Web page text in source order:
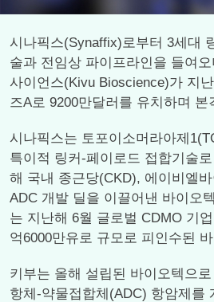
시나픽스(Synaffix)로부터 3세대
술과 전임상 파이프라인을 들여
사이언스(Kivu Bioscience)가 지
즈A로 9200만달러를 유치하며 본
시나픽스는 토포이소머라아제
특이적 링커-페이로드 접합기술
해 국내 종근당(CKD), 에이비엘
ADC 개발 딜을 이끌어낸 바이오
는 지난해 6월 글로벌 CDMO 기
억6000만유로 규모로 피인수된
키부는 올해 설립된 바이오텍으
항체-약물접합체(ADC) 항암제를